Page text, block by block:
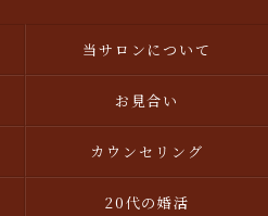
当サロンについて
お見合い
カウンセリング
20代の婚活